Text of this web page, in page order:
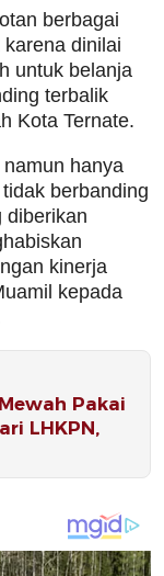
berbagai
dinilai
untuk belanja
terbalik
Kota Ternate.
hanya
berbanding
diberikan
kinerja
kepada
Pakai
LHKPN,